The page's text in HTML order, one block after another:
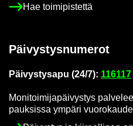
Hae toi­mi­pis­tet­tä
Päi­vys­tys­nu­me­rot
Päi­vys­tys­a­pu (24/7): 116117
Mo­ni­toi­mi­ja­päi­vys­tys
pauk­sis­sa ym­pä­ri